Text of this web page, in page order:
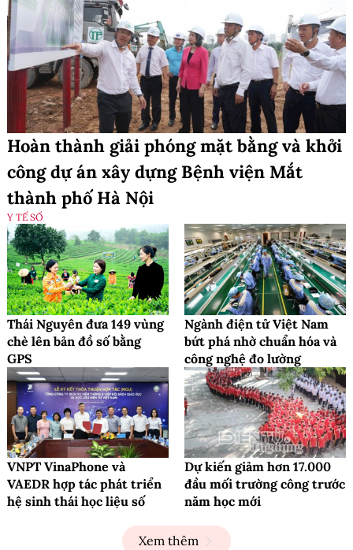
Hoàn thành giải phóng mặt bằng và khởi
công dự án xây dựng Bệnh viện Mắt
thành phố Hà Nội
Y TẾ SỐ
Thái Nguyên đưa 149 vùng
chè lên bản đồ số bằng
GPS
Ngành điện tử Việt Nam
bứt phá nhờ chuẩn hóa và
công nghệ đo lường
VNPT VinaPhone và
VAEDR hợp tác phát triển
hệ sinh thái học liệu số
Dự kiến giảm hơn 17.000
đầu mối trường công trước
năm học mới
Xem thêm